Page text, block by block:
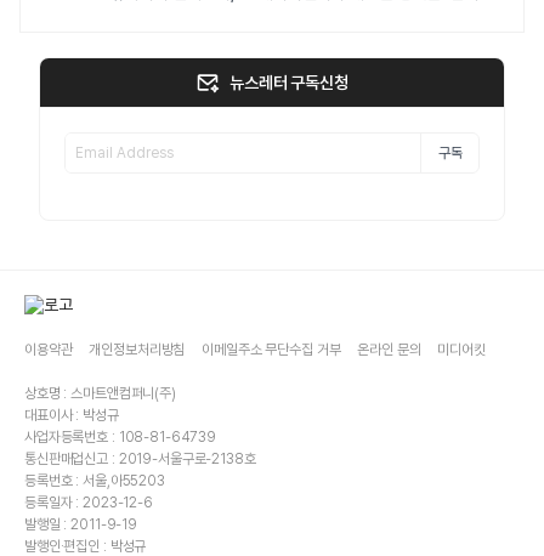
뉴스레터 구독신청
구독
이용약관 개인정보처리방침 이메일주소 무단수집 거부 온라인 문의 미디어킷
상호명 : 스마트앤컴퍼니(주)
대표이사 : 박성규
사업자등록번호 : 108-81-64739
통신판매업신고 : 2019-서울구로-2138호
등록번호 : 서울,아55203
등록일자 : 2023-12-6
발행일 : 2011-9-19
발행인·편집인 : 박성규